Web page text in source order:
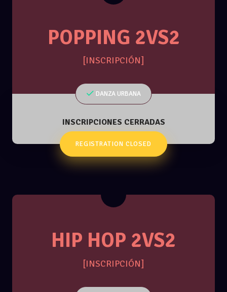
POPPING 2VS2
[INSCRIPCIÓN]
DANZA URBANA
INSCRIPCIONES CERRADAS
REGISTRATION CLOSED
HIP HOP 2VS2
[INSCRIPCIÓN]